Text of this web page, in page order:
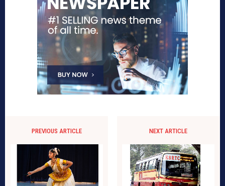
PREVIOUS ARTICLE NEXT ARTICLE